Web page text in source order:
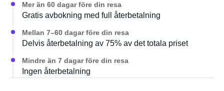
Mer än 60 dagar före din resa
Gratis avbokning med full återbetalning
Mellan 7–60 dagar före din resa
Delvis återbetalning av 75% av det totala priset
Mindre än 7 dagar före din resa
Ingen återbetalning